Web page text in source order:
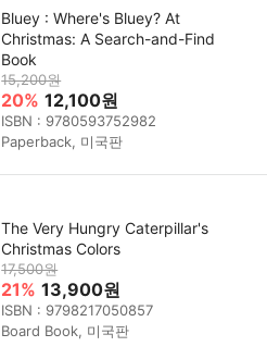
Bluey : Where's Bluey? At
Christmas: A Search-and-Find
Book
15,200원
20% 12,100원
ISBN : 9780593752982
Paperback, 미국판
The Very Hungry Caterpillar's
Christmas Colors
17,500원
21% 13,900원
ISBN : 9798217050857
Board Book, 미국판